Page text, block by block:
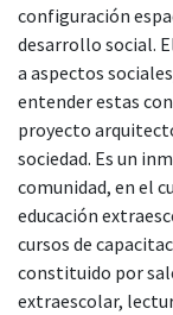
configuración
desarrollo social.
a aspectos
entender estas
proyecto
sociedad. Es un
comunidad, en el
educación
cursos de
constituido por
extraescolar,